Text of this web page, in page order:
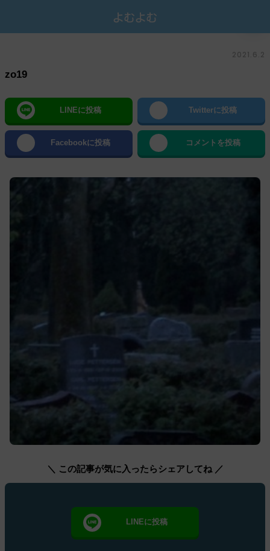
2021.6.2
zo19
LINEに投稿 Twitterに投稿
Facebookに投稿 コメントを投稿
＼ この記事が気に入ったらシェアしてね ／
LINEに投稿